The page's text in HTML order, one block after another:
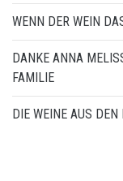
WENN DER WEIN
DANKE ANNA
FAMILIE
DIE WEINE AUS DEN